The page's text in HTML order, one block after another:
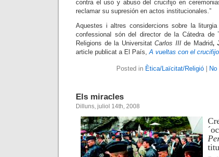
contra el uso y abuso del crucifijo en
reclamar su supresión en actos institucionales.”
Aquestes i altres considercions sobre la
confessional són del director de la Cátedra de
Religions de la Universitat Carlos IIIde Madrid,
article publicat a El País,A vueltas con el crucifijo
Posted in Ètica/Laïcitat/Religió
Els miracles
Dilluns, juliol 14th, 2008